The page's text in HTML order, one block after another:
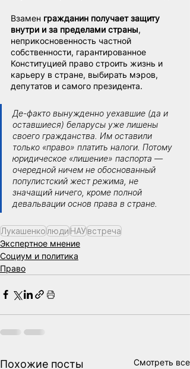
Взамен гражданин получает защиту
внутри и за пределами страны,
неприкосновенность частной
собственности, гарантированное
Конституцией право строить жизнь и
карьеру в стране, выбирать мэров,
депутатов и самого президента.
Де-факто вынужденно уехавшие (да и
оставшиеся) беларусы уже лишены
своего гражданства. Им оставили
только «право» платить налоги. Потому
юридическое «лишение» паспорта —
очередной ничем не обоснованный
популистский жест режима, не
значащий ничего, кроме полной
девальвации основ права в стране.
ЛукашенколюдиНАУвстреча
Экспертное мнение
Социум и политика
Право
Похожие посты Смотреть все